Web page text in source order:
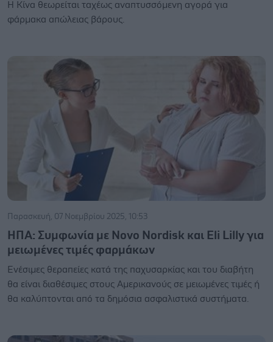
Η Κίνα θεωρείται ταχέως αναπτυσσόμενη αγορά για
φάρμακα απώλειας βάρους.
Παρασκευή, 07 Νοεμβρίου 2025, 10:53
ΗΠΑ: Συμφωνία με Novo Nordisk και Eli Lilly για
μειωμένες τιμές φαρμάκων
Ενέσιμες θεραπείες κατά της παχυσαρκίας και του διαβήτη
θα είναι διαθέσιμες στους Αμερικανούς σε μειωμένες τιμές ή
θα καλύπτονται από τα δημόσια ασφαλιστικά συστήματα.